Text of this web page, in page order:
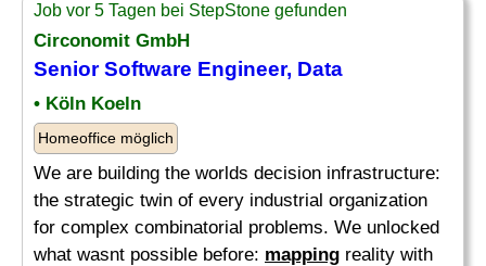
Job vor 5 Tagen bei StepStone gefunden
Circonomit GmbH
Senior Software Engineer, Data
• Köln Koeln
Homeoffice möglich
We are building the worlds decision infrastructure:
the strategic twin of every industrial organization
for complex combinatorial problems. We unlocked
what wasnt possible before: mapping reality with